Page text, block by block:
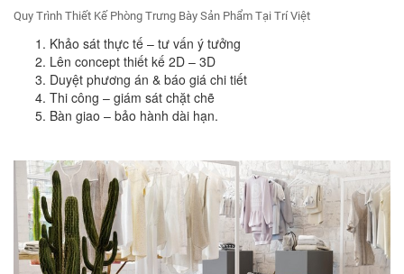
Quy Trình Thiết Kế Phòng Trưng Bày Sản Phẩm Tại Trí Việt
Khảo sát thực tế – tư vấn ý tưởng
Lên concept thiết kế 2D – 3D
Duyệt phương án & báo giá chi tiết
Thi công – giám sát chặt chẽ
Bàn giao – bảo hành dài hạn.